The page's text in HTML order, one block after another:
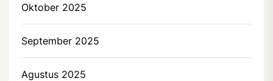
Oktober 2025
September 2025
Agustus 2025